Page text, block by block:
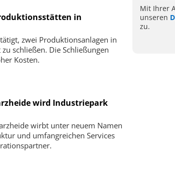
in
zwei Produktionsanlagen in
schließen. Die Schließungen
Kosten.
wird Industriepark
wirbt unter neuem Namen
und umfangreichen Services
Mit Ihrer
unseren
zu.